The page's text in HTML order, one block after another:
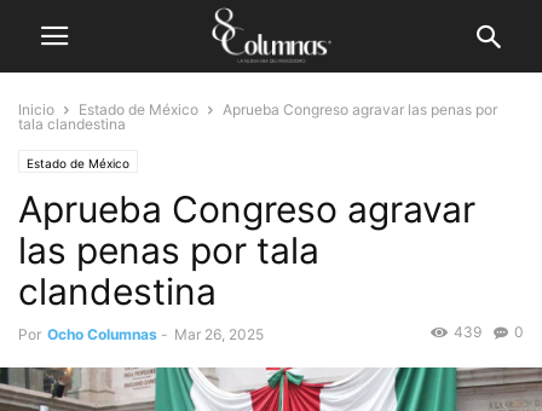
Inicio Estado de México
Aprueba Congreso agravar las penas por
tala clandestina
Estado de México
Aprueba Congreso agravar
las penas por tala
clandestina
Por Ocho Columnas - Mar 26, 2025 0
439